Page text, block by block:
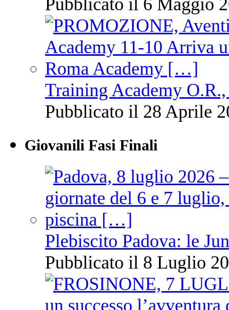
Pubblicato il 6 Maggio
Training Academy
Pubblicato il 28 Aprile
Giovanili Fasi Finali
Plebiscito Padova: le
Pubblicato il 8 Luglio